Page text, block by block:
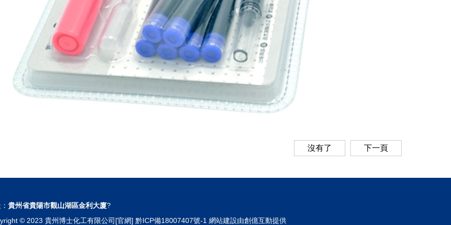
沒有了 下一頁
貴州省貴陽市觀山湖區金利大廈?
© 2023 貴州博士化工有限公司[官網] 黔ICP備18007407號-1 網站建設由創億互動提供